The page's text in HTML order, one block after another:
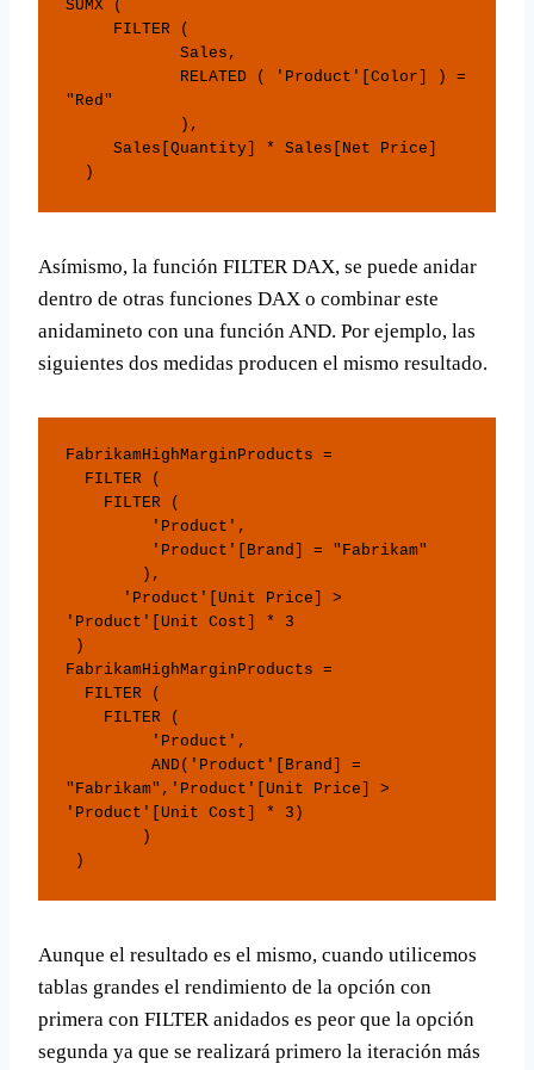
SUMX (
"Red"
  )
Asímismo, la función FILTER DAX, se puede anidar
dentro de otras funciones DAX o combinar este
anidamineto con una función AND. Por ejemplo, las
siguientes dos medidas producen el mismo resultado.
FabrikamHighMarginProducts =
'Product'[Unit Cost] * 3
FabrikamHighMarginProducts =
"Fabrikam",'Product'[Unit Price] >
'Product'[Unit Cost] * 3)
)
Aunque el resultado es el mismo, cuando utilicemos
tablas grandes el rendimiento de la opción con
primera con FILTER anidados es peor que la opción
segunda ya que se realizará primero la iteración más